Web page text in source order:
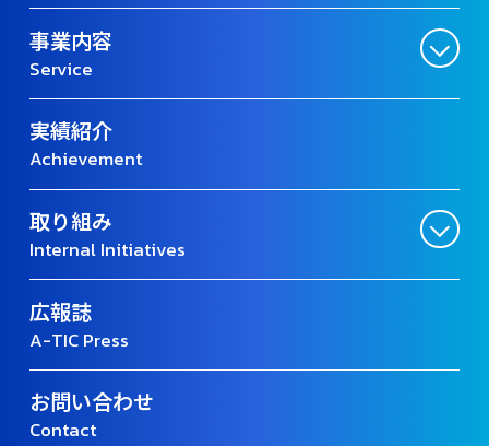
事業内容
Service
実績紹介
Achievement
取り組み
Internal Initiatives
広報誌
A-TIC Press
お問い合わせ
Contact